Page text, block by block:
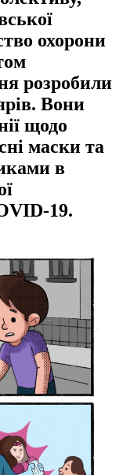
охорони
розробили
Вони
щодо
маски та
в
19.